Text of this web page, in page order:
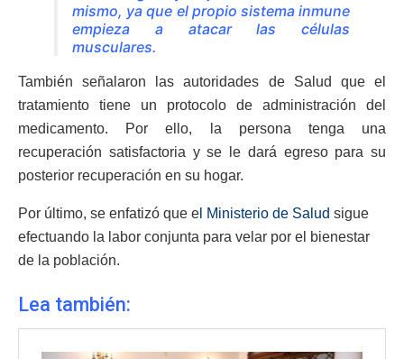
mismo, ya que el propio sistema inmune
empieza a atacar las células
musculares.
También señalaron las autoridades de Salud que el
tratamiento tiene un protocolo de administración del
medicamento. Por ello, la persona tenga una
recuperación satisfactoria y se le dará egreso para su
posterior recuperación en su hogar.
Por último, se enfatizó que e l Ministerio de Salud sigue
efectuando la labor conjunta para velar por el bienestar
de la población.
Lea también: